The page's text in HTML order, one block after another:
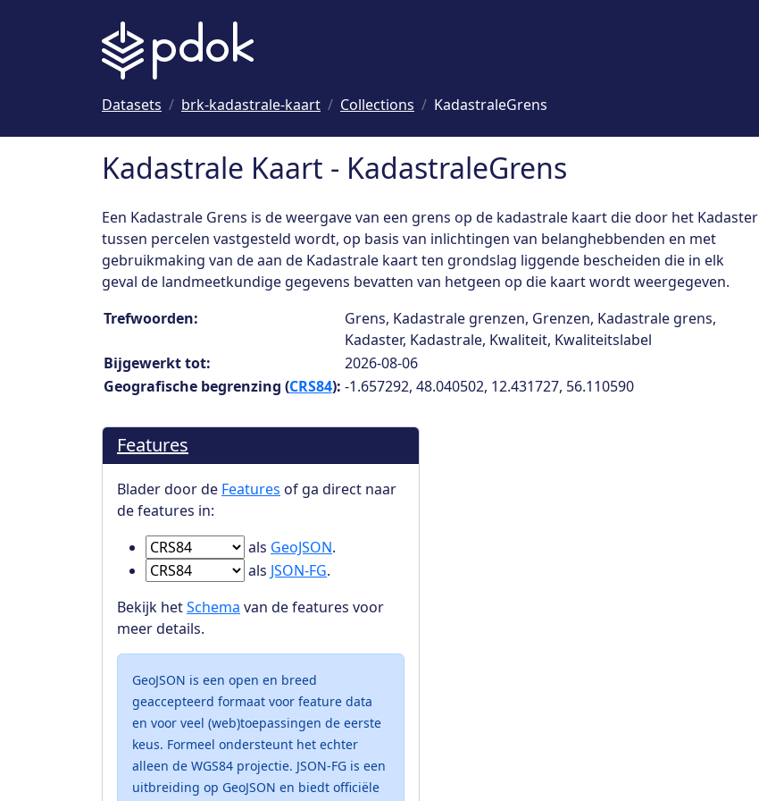
Datasets brk-kadastrale-kaart Collections KadastraleGrens
Kadastrale Kaart - KadastraleGrens
Een Kadastrale Grens is de weergave van een grens op de kadastrale kaart die door het Kadaster
tussen percelen vastgesteld wordt, op basis van inlichtingen van belanghebbenden en met
gebruikmaking van de aan de Kadastrale kaart ten grondslag liggende bescheiden die in elk
geval de landmeetkundige gegevens bevatten van hetgeen op die kaart wordt weergegeven.
Collection details
Trefwoorden:
Grens, Kadastrale grenzen, Grenzen, Kadastrale grens,
Kadaster, Kadastrale, Kwaliteit, Kwaliteitslabel
Bijgewerkt tot:
2026-08-06
Geografische begrenzing (CRS84): -1.657292, 48.040502, 12.431727, 56.110590
Features
Blader door de Features of ga direct naar
de features in:
Ga naar Features in
als GeoJSON.
Ga naar Features in
als JSON-FG.
Bekijk hetSchema van de features voor
meer details.
GeoJSON is een open en breed
geaccepteerd formaat voor feature data
en voor veel (web)toepassingen de eerste
keus. Formeel ondersteunt het echter
alleen de WGS84 projectie. JSON-FG is een
uitbreiding op GeoJSON en biedt officiële